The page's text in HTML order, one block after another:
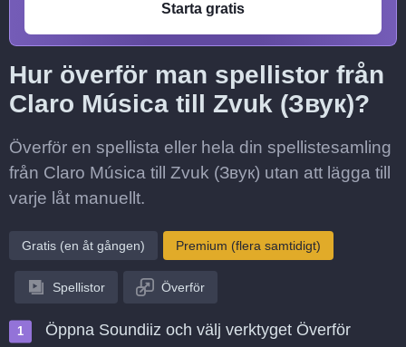
Starta gratis
Hur överför man spellistor från
Claro Música till Zvuk (Звук)?
Överför en spellista eller hela din spellistesamling
från Claro Música till Zvuk (Звук) utan att lägga till
varje låt manuellt.
Gratis (en åt gången) Premium (flera samtidigt)
Spellistor Överför
Öppna Soundiiz och välj verktyget Överför